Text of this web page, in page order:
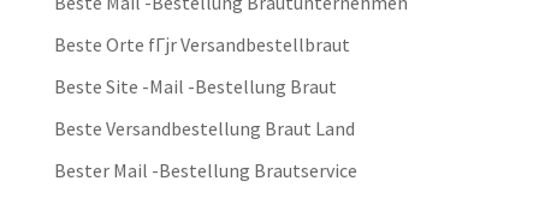
Beste Orte fГјr Versandbestellbraut
Beste Site -Mail -Bestellung Braut
Beste Versandbestellung Braut Land
Bester Mail -Bestellung Brautservice